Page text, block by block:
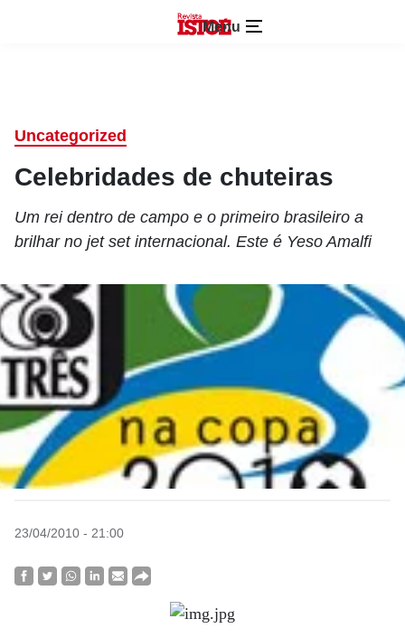
Menu
Uncategorized
Celebridades de chuteiras
Um rei dentro de campo e o primeiro brasileiro a
brilhar no jet set internacional. Este é Yeso Amalfi
23/04/2010 - 21:00